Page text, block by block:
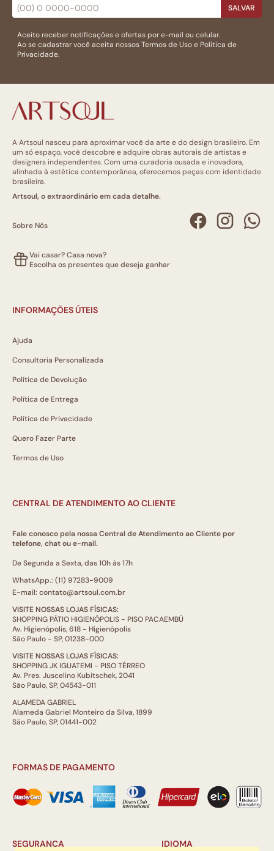
SALVAR
Aceito receber notificações e ofertas por e-mail ou celular.
Ao se cadastrar você aceita nossosTermos de Usoe Politica de
Privacidade.
A Artsoul nasceu para aproximar você da arte e do design brasileiro. Em
um só espaço, você descobre e adquire obras autorais de artistas e
designers independentes. Com uma curadoria ousada e inovadora,
alinhada à estética contemporânea, oferecemos peças com identidade
brasileira.
Artsoul, o extraordinário em cada detalhe.
Sobre Nós
Vai casar? Casa nova?
Escolha os presentes que deseja ganhar
INFORMAÇÕES ÚTEIS
Ajuda
Consultoria Personalizada
Política de Devolução
Política de Entrega
Política de Privacidade
Quero Fazer Parte
Termos de Uso
CENTRAL DE ATENDIMENTO AO CLIENTE
Fale conosco pela nossa Central de Atendimento ao Cliente por
telefone, chat ou e-mail.
De Segunda a Sexta, das 10h às 17h
WhatsApp.: (11) 97283-9009
E-mail: contato@artsoul.com.br
VISITE NOSSAS LOJAS FÍSICAS:
SHOPPING PÁTIO HIGIENÓPOLIS - PISO PACAEMBÚ
Av. Higienópolis, 618 - Higienópolis
São Paulo - SP, 01238-000
VISITE NOSSAS LOJAS FÍSICAS:
SHOPPING JK IGUATEMI - PISO TÉRREO
Av. Pres. Juscelino Kubitschek, 2041
São Paulo, SP, 04543-011
ALAMEDA GABRIEL
Alameda Gabriel Monteiro da Silva, 1899
São Paulo, SP, 01441-002
FORMAS DE PAGAMENTO
SEGURANÇA IDIOMA